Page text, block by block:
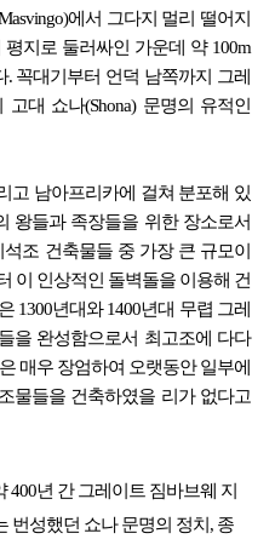
에서 그다지 멀리 떨어지
지로 둘러싸인 가운데 약 100m
꼭대기부터 언덕 남쪽까지 그레
고대 쇼나(Shona) 문명의 유적인
남아프리카에 걸쳐 분포해 있
왕들과 족장들을 위한 장소로서
조 건축물들 중 가장 큰 규모이
이 인상적인 돌벽돌을 이용해 건
1300년대와 1400년대 무렵 그레
을 완성함으로서 최고조에 다다
매우 장엄하여 오랫동안 일부에
물들을 건축하였을 리가 없다고
400년 간 그레이트 짐바브웨 지
번성했던 쇼나 문명의 정치, 종